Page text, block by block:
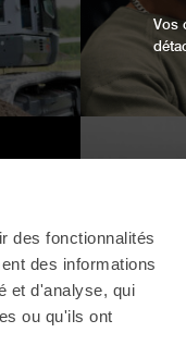
des fonctionnalités
des informations
et d'analyse, qui
ou qu'ils ont
Vos